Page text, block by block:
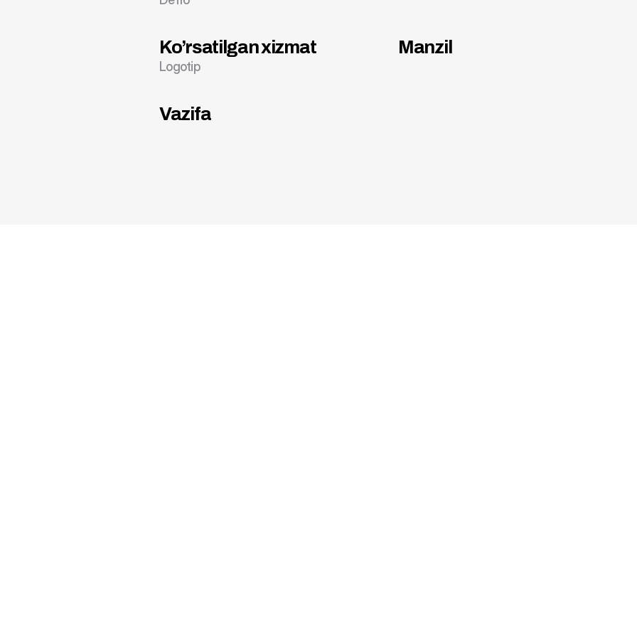
Ko’rsatilgan xizmat
Logotip
Manzil
Vazifa